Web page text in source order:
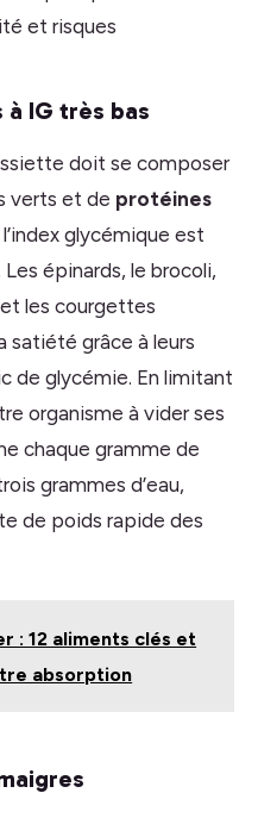
et risques
IG très bas
doit se composer
verts et de protéines
glycémique est
épinards, le brocoli,
les courgettes
satiété grâce à leurs
de glycémie. En limitant
organisme à vider ses
chaque gramme de
grammes d’eau,
de poids rapide des
: 12 aliments clés et
absorption